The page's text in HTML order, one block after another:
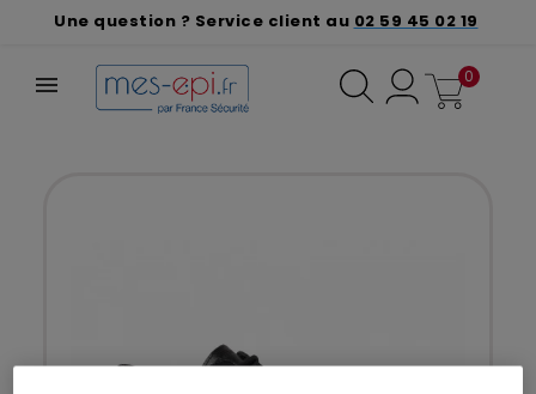
Une question ? Service client au 02 59 45 02 19
0